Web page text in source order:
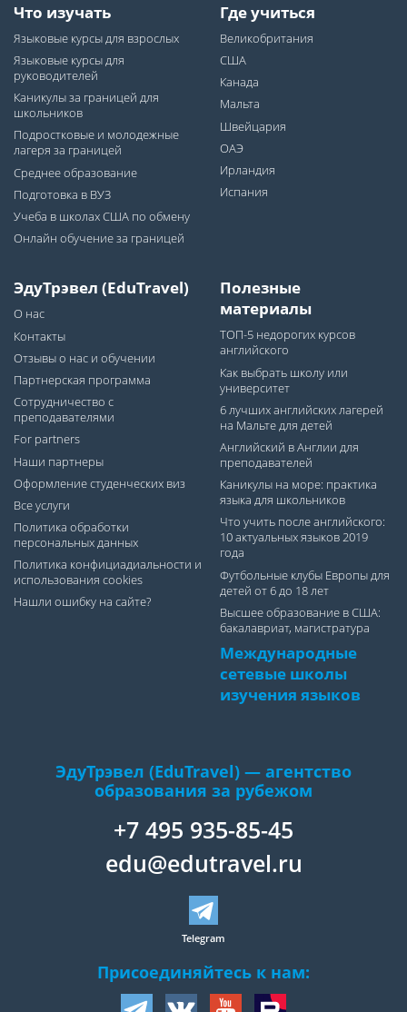
Что изучать
Языковые курсы для взрослых
Языковые курсы для
руководителей
Каникулы за границей для
школьников
Подростковые и молодежные
лагеря за границей
Среднее образование
Подготовка в ВУЗ
Учеба в школах США по обмену
Онлайн обучение за границей
Где учиться
Великобритания
США
Канада
Мальта
Швейцария
ОАЭ
Ирландия
Испания
ЭдуТрэвел (EduTravel)
О нас
Контакты
Отзывы о нас и обучении
Партнерская программа
Сотрудничество с
преподавателями
For partners
Наши партнеры
Оформление студенческих виз
Все услуги
Политика обработки
персональных данных
Политика конфициадиальности и
использования cookies
Нашли ошибку на сайте?
Полезные
материалы
ТОП-5 недорогих курсов
английского
Как выбрать школу или
университет
6 лучших английских лагерей
на Мальте для детей
Английский в Англии для
преподавателей
Каникулы на море: практика
языка для школьников
Что учить после английского:
10 актуальных языков 2019
года
Футбольные клубы Европы для
детей от 6 до 18 лет
Высшее образование в США:
бакалавриат, магистратура
Международные
сетевые школы
изучения языков
ЭдуТрэвел (EduTravel) — агентство
образования за рубежом
+7 495 935-85-45
edu@edutravel.ru
Telegram
Присоединяйтесь к нам: